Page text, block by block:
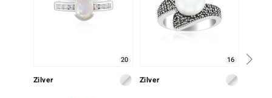
Collection
20
Zilver
16
Zilver